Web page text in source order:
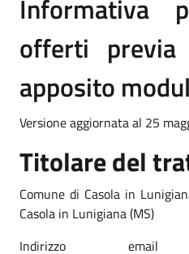
Informativa
offerti previa
apposito
Versione aggiornata al 25
Titolare del
Comune di Casola in
Casola in Lunigiana (MS)
Indirizzo